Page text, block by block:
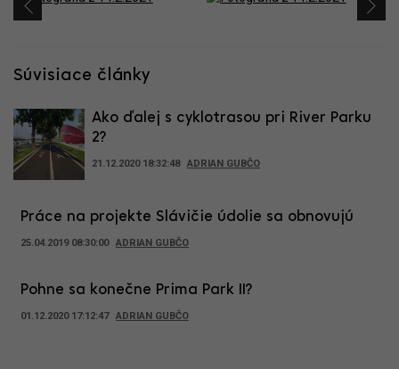
Súvisiace články
Ako ďalej s cyklotrasou pri River Parku
2?
21.12.2020 18:32:48 ADRIAN GUBČO
Práce na projekte Slávičie údolie sa obnovujú
25.04.2019 08:30:00 ADRIAN GUBČO
Pohne sa konečne Prima Park II?
01.12.2020 17:12:47 ADRIAN GUBČO